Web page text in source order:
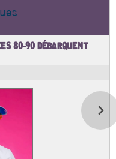
80-90 DÉBARQUENT